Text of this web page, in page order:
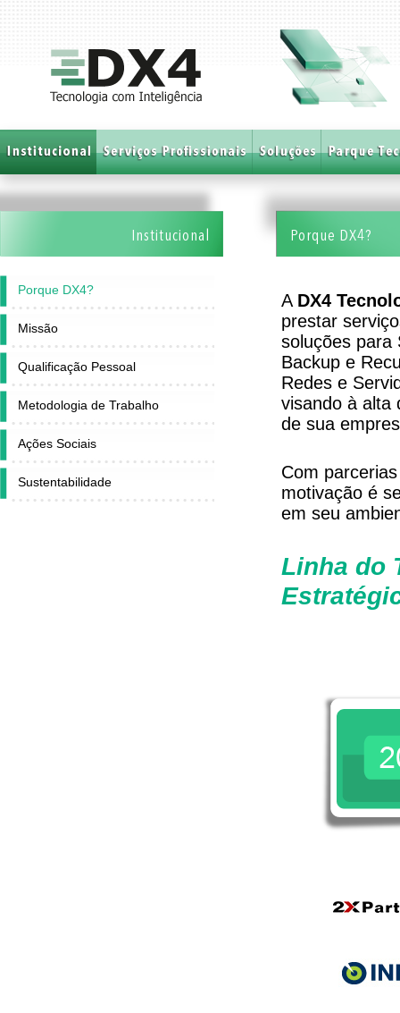
Institucional
Porque DX4?
Missão
Qualificação Pessoal
Metodologia de Trabalho
Ações Sociais
Sustentabilidade
Porque DX4?
A DX4
prestar
soluções para
Backup e
Redes e
visando à alta
de sua
Com
motivação é
em seu
Linha do